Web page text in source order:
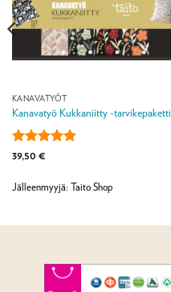
KANAVATYÖT
Kanavatyö Kukkaniitty -tarvikepaketti
Arvostelu
/ 5
39,50 €
Jälleenmyyjä: Taito Shop